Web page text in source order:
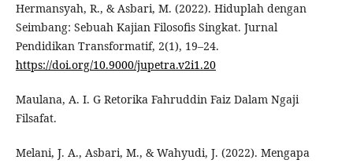
Hermansyah, R., & Asbari, M. (2022). Hiduplah dengan
Seimbang: Sebuah Kajian Filosofis Singkat. Jurnal
Pendidikan Transformatif, 2(1), 19–24.
https://doi.org/10.9000/jupetra.v2i1.20
Maulana, A. I. G Retorika Fahruddin Faiz Dalam Ngaji
Filsafat.
Melani, J. A., Asbari, M., & Wahyudi, J. (2022). Mengapa